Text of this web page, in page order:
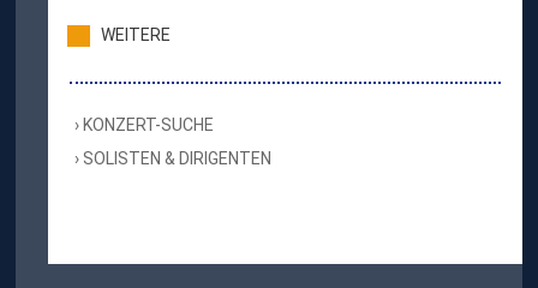
WEITERE
KONZERT-SUCHE
SOLISTEN & DIRIGENTEN